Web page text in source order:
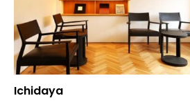
Ichidaya